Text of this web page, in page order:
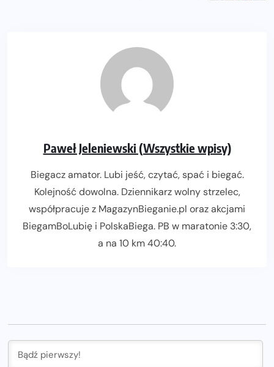
Paweł Jeleniewski (Wszystkie wpisy)
Biegacz amator. Lubi jeść, czytać, spać i biegać.
Kolejność dowolna. Dziennikarz wolny strzelec,
współpracuje z MagazynBieganie.pl oraz akcjami
BiegamBoLubię i PolskaBiega. PB w maratonie 3:30,
a na 10 km 40:40.